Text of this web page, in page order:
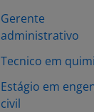
Gerente
administrativo
Tecnico em
Estágio em
civil